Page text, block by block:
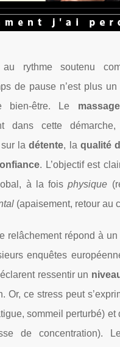
rythme soutenu
de pause n’est plus un
bien-être. Le
dans cette
sur ladétente, la qualité
. L’objectif est
à la foisphysique
(apaisement, retour au
relâchement répond à
enquêtes
ressentir un
Or, ce stress peut
sommeil perturbé) et
de concentration).